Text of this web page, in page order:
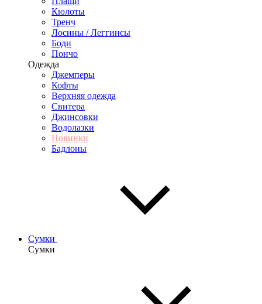
Кюлоты
Тренч
Лосины / Леггинсы
Боди
Пончо
Одежда
Джемперы
Кофты
Верхняя одежда
Свитера
Джинсовки
Водолазки
Новинки
Бадлоны
Сумки
Сумки